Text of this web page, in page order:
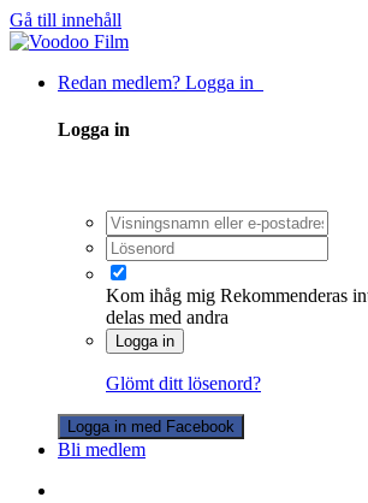
Gå till innehåll
Redan medlem? Logga in
Logga in
Kom ihåg mig Rekommenderas
delas med andra
Logga in
Glömt ditt lösenord?
Logga in med Facebook
Bli medlem